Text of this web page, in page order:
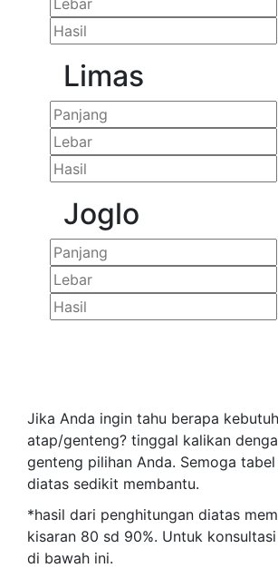
Limas
Joglo
Jika Anda ingin tahu berapa
atap/genteng? tinggal kalikan
genteng pilihan Anda. Semoga
diatas sedikit membantu.
*hasil dari penghitungan diatas
kisaran 80 sd 90%. Untuk
di bawah ini.